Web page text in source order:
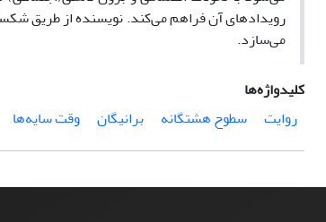
رویدادهای آن فراهم می‌کند. نویسنده از طریق
می‌سازد.
کلیدواژه‌ها
روایت
سطوح هشتگانه برانیگان وقت سایه‌ها